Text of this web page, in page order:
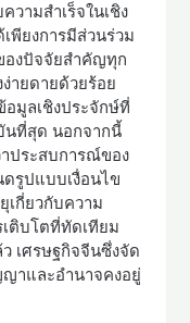
วามสำเร็จในเชิง
พียงการมีส่วนร่วม
องปัจจัยสำคัญทุก
ายดายด้วยร้อย
มูลเชิงประจักษ์ที่
นที่สุด นอกจากนี้
าประสบการณ์ของ
รูปแบบเงื่อนไข
เกี่ยวกับความ
ติบโตที่ทัดเทียม
เศรษฐกิจจีนซึ่งจัด
าและอำนาจคงอยู่